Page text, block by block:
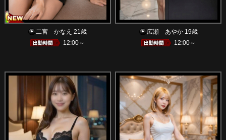
二宮 かなえ 21歳
12:00～
広瀬 あやか 19歳
12:00～